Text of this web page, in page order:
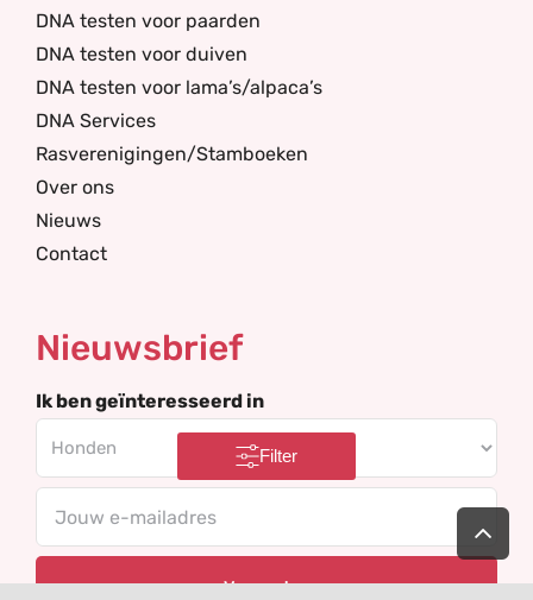
Filter
DNA testen voor paarden
DNA testen voor duiven
DNA testen voor lama’s/alpaca’s
DNA Services
Rasverenigingen/Stamboeken
Over ons
Nieuws
Contact
Nieuwsbrief
Ik ben geïnteresseerd in
Ga
de